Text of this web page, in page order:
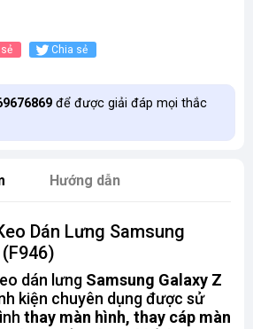
Chia sẻ
để được giải đáp mọi thắc
Hướng dẫn
Dán Lưng Samsung
dán lưng Samsung Galaxy Z
kiện chuyên dụng được sử
thay màn hình, thay cáp màn